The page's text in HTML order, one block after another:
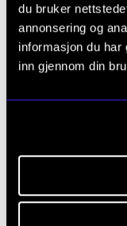
du bruker
annonsering og
informasjon du har
inn gjennom din
en stor
hvor man tar
gjennomgått
emnets andre
emnet.